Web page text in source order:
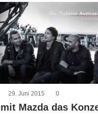
29. Juni 2015 0
Mazda das